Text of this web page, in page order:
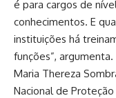
é para cargos de
conhecimentos. E
instituições há
funções”, argumenta.
Maria Thereza
Nacional de